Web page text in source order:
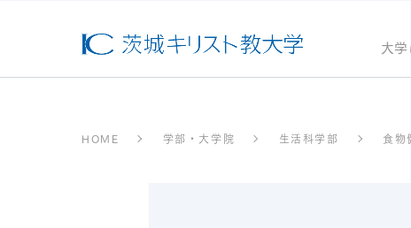
大
HOME 学部・大学院 生活科学部 食物